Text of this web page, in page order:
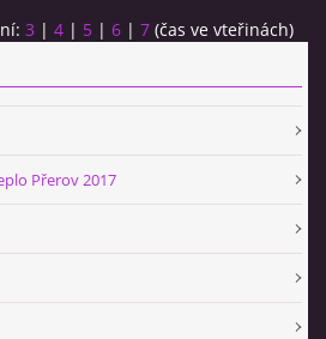
AJB
ZE SVĚTA JAZZU
3 | 4 | 5 | 6 | 7 (čas ve vteřinách)
Přerov 2017